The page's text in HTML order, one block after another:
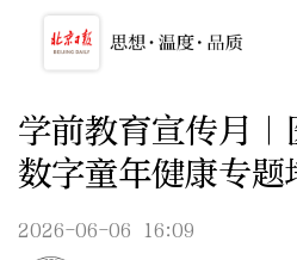
学前教育宣传月
数字童年健康专题
2026-06-06 16:09